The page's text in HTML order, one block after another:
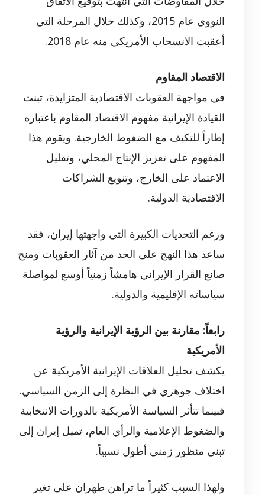
النووي عام 2015، وكذلك خلال المرحلة التي
أعقبت الانسحاب الأمريكي منه عام 2018.
الاقتصاد المقاوم
في مواجهة العقوبات الاقتصادية المتزايدة، تبنت
القيادة الإيرانية مفهوم الاقتصاد المقاوم باعتباره
إطاراً للتكيف مع الضغوط الخارجية. ويقوم هذا
المفهوم على تعزيز الإنتاج المحلي، وتقليل
الاعتماد على الخارج، وتنويع الشراكات
الاقتصادية الدولية.
ورغم التحديات الكبيرة التي واجهتها إيران، فقد
ساعد هذا النهج على الحد من آثار العقوبات ومنح
صانع القرار الإيراني هامشاً زمنياً أوسع لمواصلة
سياساته الإقليمية والدولية.
رابعاً: مقارنة بين الرؤية الإيرانية والرؤية
الأمريكية
يكشف تحليل العلاقات الإيرانية الأمريكية عن
اختلاف جوهري في النظرة إلى الزمن السياسي.
فبينما تتأثر السياسة الأمريكية بالدورات الانتخابية
والضغوط الإعلامية والرأي العام، تميل إيران إلى
تبني منظور زمني أطول نسبياً.
ولهذا السبب كثيراً ما تراهن طهران على تغير